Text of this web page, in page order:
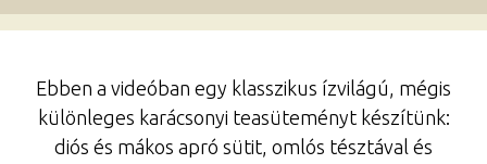
Ebben a videóban egy klasszikus ízvilágú, mégis
különleges karácsonyi teasüteményt készítünk:
diós és mákos apró sütit, omlós tésztával és